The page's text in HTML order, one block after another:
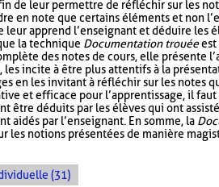
de leur permettre de réfléchir sur les
en note que certains éléments et non
leur apprend l’enseignant et déduire les
la technique Documentation trouéeest
des notes de cours, elle présente
les incite à être plus attentifs à la
en les invitant à réfléchir sur les notes
et efficace pour l’apprentissage, il
être déduits par les élèves qui ont
aidés par l’enseignant. En somme, la
les notions présentées de manière
(31)